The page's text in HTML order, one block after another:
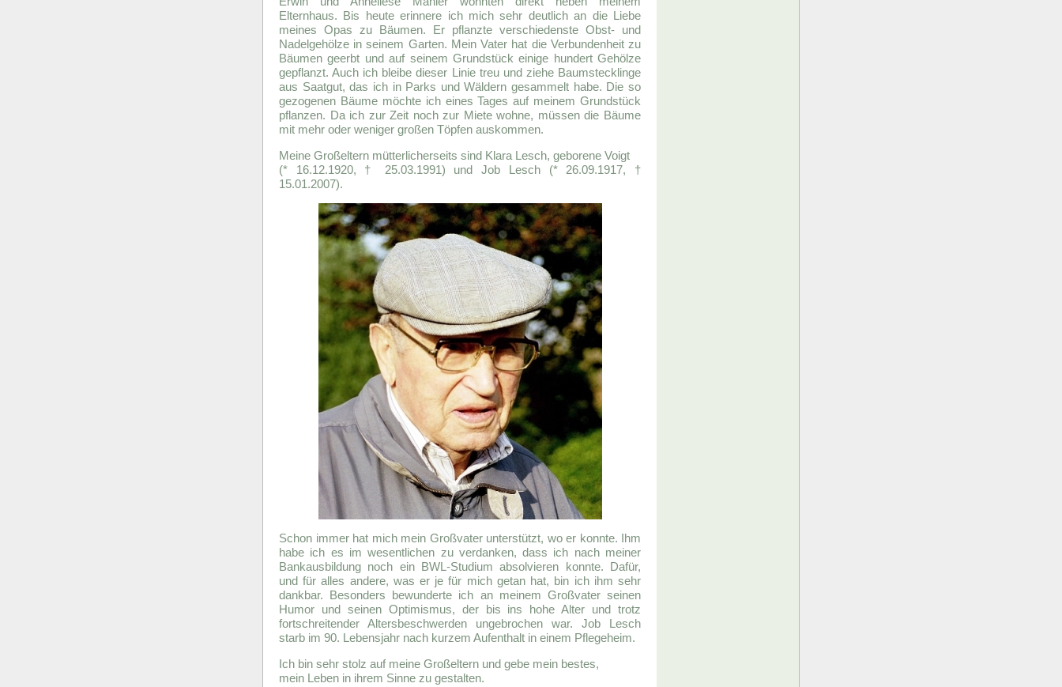
Elternhaus. Bis heute erinnere ich mich sehr deutlich an die Liebe
meines Opas zu Bäumen. Er pflanzte verschiedenste Obst- und
Nadelgehölze in seinem Garten. Mein Vater hat die Verbundenheit zu
Bäumen geerbt und auf seinem Grundstück einige hundert Gehölze
gepflanzt. Auch ich bleibe dieser Linie treu und ziehe Baumstecklinge
aus Saatgut, das ich in Parks und Wäldern gesammelt habe. Die so
gezogenen Bäume möchte ich eines Tages auf meinem Grundstück
pflanzen. Da ich zur Zeit noch zur Miete wohne, müssen die Bäume
mit mehr oder weniger großen Töpfen auskommen.
Meine Großeltern mütterlicherseits sind Klara Lesch, geborene Voigt
(* 16.12.1920, † 25.03.1991) und Job Lesch (* 26.09.1917, †
15.01.2007).
Schon immer hat mich mein Großvater unterstützt, wo er konnte. Ihm
habe ich es im wesentlichen zu verdanken, dass ich nach meiner
Bankausbildung noch ein BWL-Studium absolvieren konnte. Dafür,
und für alles andere, was er je für mich getan hat, bin ich ihm sehr
dankbar. Besonders bewunderte ich an meinem Großvater seinen
Humor und seinen Optimismus, der bis ins hohe Alter und trotz
fortschreitender Altersbeschwerden ungebrochen war. Job Lesch
starb im 90. Lebensjahr nach kurzem Aufenthalt in einem Pflegeheim.
Ich bin sehr stolz auf meine Großeltern und gebe mein bestes,
mein Leben in ihrem Sinne zu gestalten.